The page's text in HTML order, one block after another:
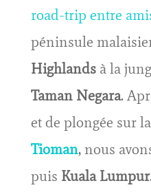
road-trip entre
péninsule
Highlandsà la
Taman Negara.
et de plongée sur
Tioman, nous
puis Kuala Lumpur